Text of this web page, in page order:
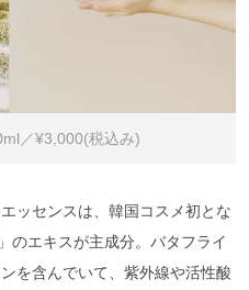
／¥3,000(税込み)
ッセンスは、韓国コスメ初とな
のエキスが主成分。バタフライ
を含んでいて、紫外線や活性酸